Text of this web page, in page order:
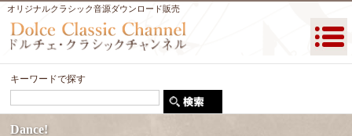
オリジナルクラシック音源ダウンロード販売
キーワードで探す
Dance!